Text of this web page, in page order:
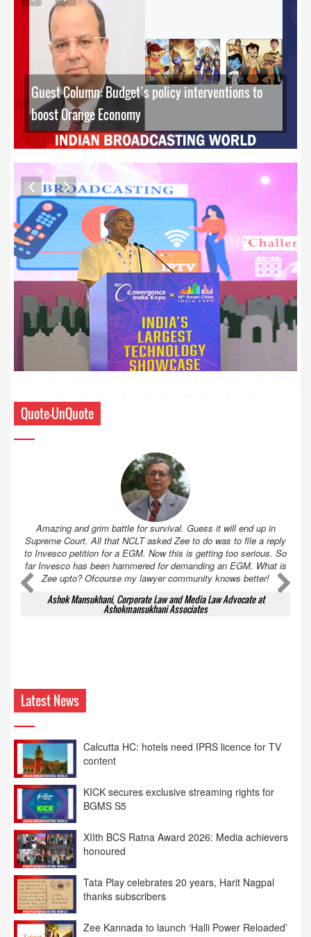
Guest Column: Budget’s policy interventions to
boost Orange Economy
EXCLUSIVE PHOTOS
Quote-UnQuote
Amazing and grim battle for survival. Guess it will end up in
Supreme Court. All that NCLT asked Zee to do was to file a reply
to Invesco petition for a EGM. Now this is getting too serious. So
far Invesco has been hammered for demanding an EGM. What is
Zee upto? Ofcourse my lawyer community knows better!
Ashok Mansukhani, Corporate Law and Media Law Advocate at
Ashokmansukhani Associates
Latest News
KICK secures exclusive streaming rights for
BGMS S5
XIIth BCS Ratna Award 2026: Media achievers
honoured
Tata Play celebrates 20 years, Harit Nagpal
thanks subscribers
Zee Kannada to launch ‘Halli Power Reloaded’
on August 8
Kangana Ranaut’s ‘Bharat Bhhagya Viddhaata’